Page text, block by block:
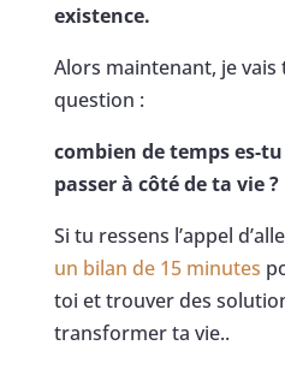
existence.
Alors maintenant, je vais
question :
combien de temps es-
passer à côté de ta vie ?
Si tu ressens l’appel
un bilan de 15 minutes
toi et trouver des
transformer ta vie..